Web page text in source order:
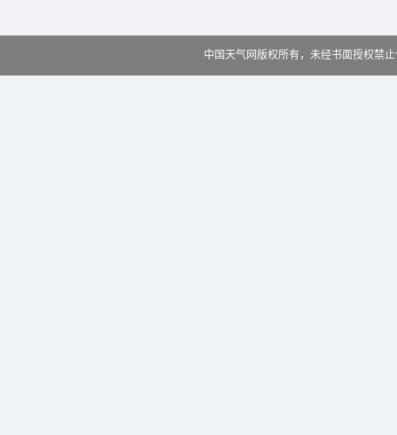
中国天气网版权所有，未经书面授权